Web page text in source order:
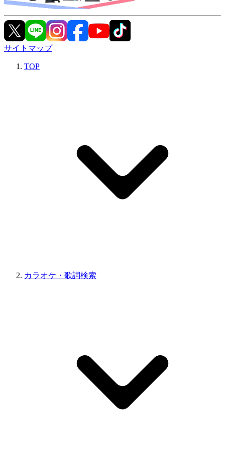
サイトマップ
TOP
カラオケ・歌詞検索